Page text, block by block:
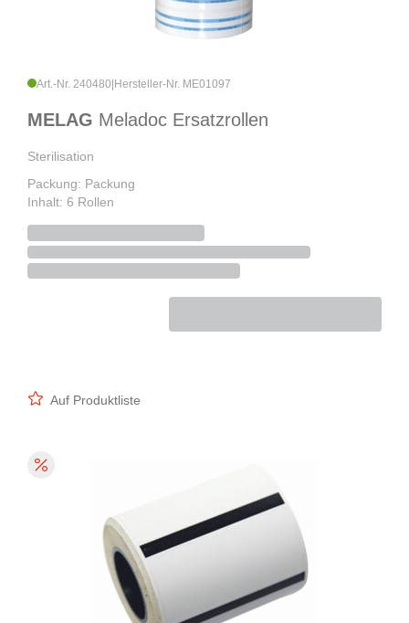
Art.-Nr. 240480 Hersteller-Nr. ME01097
MELAG Meladoc Ersatzrollen
Sterilisation
Packung: Packung
Inhalt: 6 Rollen
Auf Produktliste